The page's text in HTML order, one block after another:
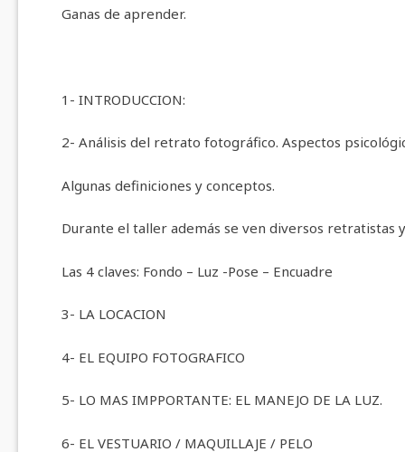
Ganas de aprender.
1- INTRODUCCION:
2- Análisis del retrato fotográfico. Aspectos
Algunas definiciones y conceptos.
Durante el taller además se ven diversos retratistas
Las 4 claves: Fondo – Luz -Pose – Encuadre
3- LA LOCACION
4- EL EQUIPO FOTOGRAFICO
5- LO MAS IMPPORTANTE: EL MANEJO DE LA LUZ.
6- EL VESTUARIO / MAQUILLAJE / PELO